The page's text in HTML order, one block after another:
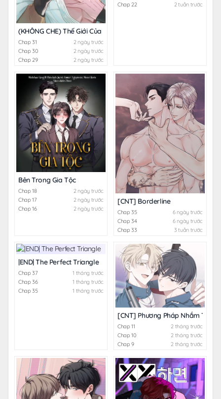
(KHÔNG CHE) Thế Giới Của Tôi
Chap 31
2 ngày trước
Chap 30
2 ngày trước
Chap 29
2 ngày trước
Chap 22
2 tuần trước
Bên Trong Gia Tộc
Chap 18
2 ngày trước
Chap 17
2 ngày trước
Chap 16
2 ngày trước
[CNT] Borderline
Chap 35
6 ngày trước
Chap 34
6 ngày trước
Chap 33
3 tuần trước
|END| The Perfect Triangle
Chap 37
1 tháng trước
Chap 36
1 tháng trước
Chap 35
1 tháng trước
[CNT] Phương Pháp Nhắm Trúng
Chap 11
2 tháng trước
Chap 10
2 tháng trước
Chap 9
2 tháng trước